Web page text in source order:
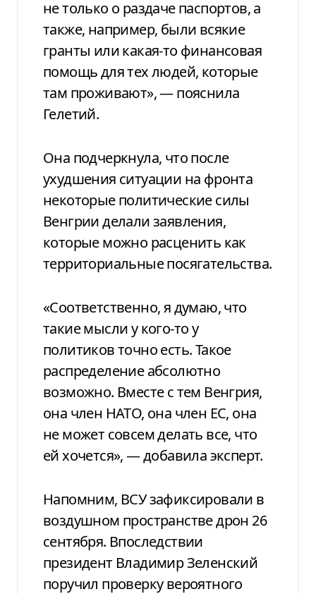
не только о раздаче паспортов, а
также, например, были всякие
гранты или какая-то финансовая
помощь для тех людей, которые
там проживают», — пояснила
Гелетий.
Она подчеркнула, что после
ухудшения ситуации на фронта
некоторые политические силы
Венгрии делали заявления,
которые можно расценить как
территориальные посягательства.
«Соответственно, я думаю, что
такие мысли у кого-то у
политиков точно есть. Такое
распределение абсолютно
возможно. Вместе с тем Венгрия,
она член НАТО, она член ЕС, она
не может совсем делать все, что
ей хочется», — добавила эксперт.
Напомним, ВСУ зафиксировали в
воздушном пространстве дрон 26
сентября. Впоследствии
президент Владимир Зеленский
поручил проверку вероятного